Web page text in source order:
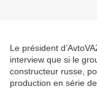
Le président
interview que si le
constructeur russe,
production en série